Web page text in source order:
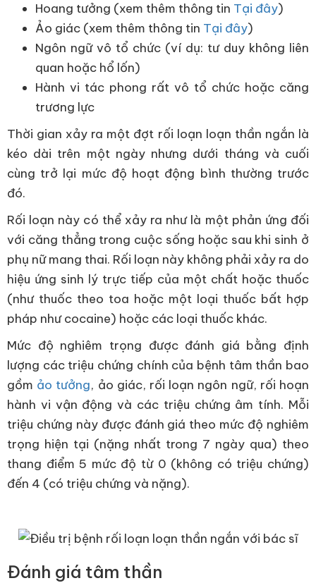
Hoang tưởng (xem thêm thông tin Tại đây)
Ảo giác (xem thêm thông tin Tại đây)
Ngôn ngữ vô tổ chức (ví dụ: tư duy không liên
quan hoặc hổ lốn)
Hành vi tác phong rất vô tổ chức hoặc căng
trương lực
Thời gian xảy ra một đợt rối loạn loạn thần ngắn là
kéo dài trên một ngày nhưng dưới tháng và cuối
cùng trở lại mức độ hoạt động bình thường trước
đó.
Rối loạn này có thể xảy ra như là một phản ứng đối
với căng thẳng trong cuộc sống hoặc sau khi sinh ở
phụ nữ mang thai. Rối loạn này không phải xảy ra do
hiệu ứng sinh lý trực tiếp của một chất hoặc thuốc
(như thuốc theo toa hoặc một loại thuốc bất hợp
pháp như cocaine) hoặc các loại thuốc khác.
Mức độ nghiêm trọng được đánh giá bằng định
lượng các triệu chứng chính của bệnh tâm thần bao
gồm ảo tưởng, ảo giác, rối loạn ngôn ngữ, rối hoạn
hành vi vận động và các triệu chứng âm tính. Mỗi
triệu chứng này được đánh giá theo mức độ nghiêm
trọng hiện tại (nặng nhất trong 7 ngày qua) theo
thang điểm 5 mức độ từ 0 (không có triệu chứng)
đến 4 (có triệu chứng và nặng).
Đánh giá tâm thần